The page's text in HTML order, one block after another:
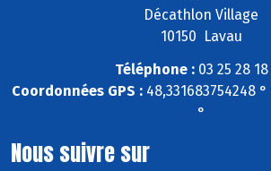
Décathlon Village
10150 Lavau
Téléphone : 03 25 28
Coordonnées GPS : 48,331683754248 °
°
Nous suivre sur